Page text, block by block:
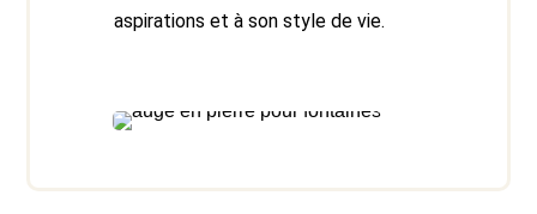
aspirations et à son style de vie.